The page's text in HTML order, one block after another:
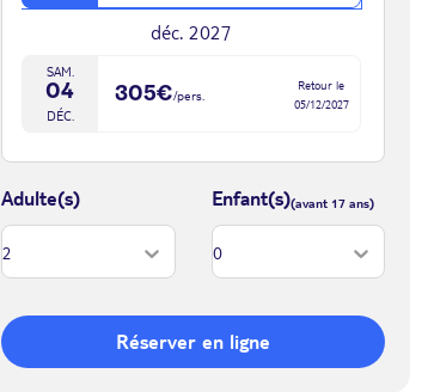
déc. 2027
SAM.
04
DÉC.
305€/pers.
Retour le
05/12/2027
Adulte(s) Enfant(s)
Réserver en ligne